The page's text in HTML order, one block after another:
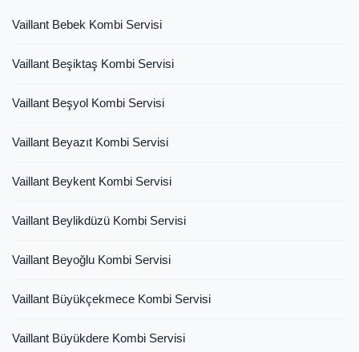
Vaillant Bebek Kombi Servisi
Vaillant Beşiktaş Kombi Servisi
Vaillant Beşyol Kombi Servisi
Vaillant Beyazıt Kombi Servisi
Vaillant Beykent Kombi Servisi
Vaillant Beylikdüzü Kombi Servisi
Vaillant Beyoğlu Kombi Servisi
Vaillant Büyükçekmece Kombi Servisi
Vaillant Büyükdere Kombi Servisi